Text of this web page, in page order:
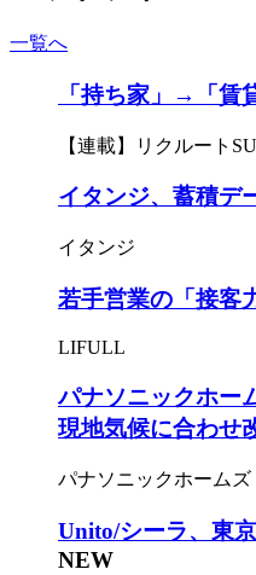
一覧へ
「持ち家」→「賃
【連載】リクルート
イタンジ、蓄積デ
イタンジ
若手営業の「接客
LIFULL
パナソニックホー
現地気候に合わせ
パナソニックホームズ
Unito/シーラ、東
NEW